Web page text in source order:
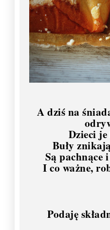
A dziś na
Dzieci
Buły
Są pachnące
I co ważne,
Podaję